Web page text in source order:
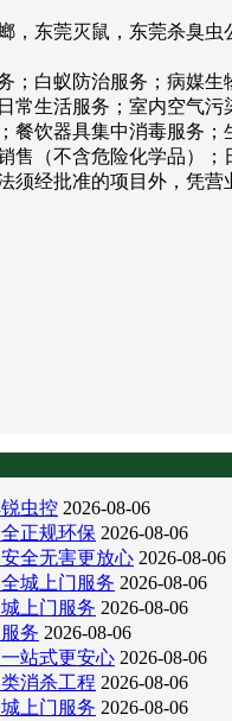
，东莞灭鼠，东莞杀臭
；白蚁防治服务；病媒
常生活服务；室内空气
餐饮器具集中消毒服务
售（不含危险化学品）
须经批准的项目外，凭营
虫控 2026-08-06
正规环保 2026-08-06
全无害更放心 2026-08-06
城上门服务 2026-08-06
上门服务 2026-08-06
务 2026-08-06
站式更安心 2026-08-06
消杀工程 2026-08-06
上门服务 2026-08-06